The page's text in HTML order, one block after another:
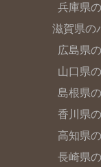
兵庫県
滋賀県の
広島県
山口県
島根県
香川県
高知県
長崎県